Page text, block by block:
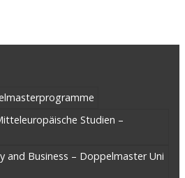
Studien –
and Business – Doppelmaster Uni